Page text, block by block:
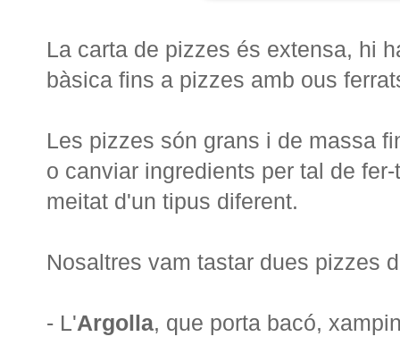
La carta de pizzes és extensa, hi
bàsica fins a pizzes amb ous
Les pizzes són grans i de massa
o canviar ingredients per tal de
meitat d'un tipus diferent.
Nosaltres vam tastar dues pizzes
- L'Argolla, que porta bacó,